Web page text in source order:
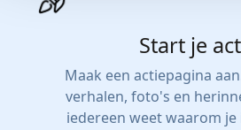
Start je
Maak een actiepagina
verhalen, foto's en
iedereen weet waarom